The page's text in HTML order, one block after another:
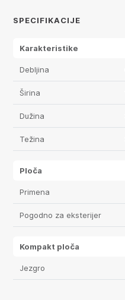
SPECIFIKACIJE
Karakteristike
Debljina
Širina
Dužina
Težina
Ploča
Primena
Pogodno za eksterijer
Kompakt ploča
Jezgro